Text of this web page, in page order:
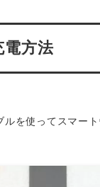
方法
を使ってスマー